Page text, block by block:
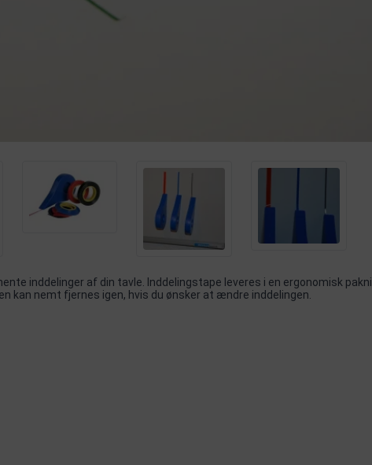
inddelinger af din tavle. Inddelingstape leveres i en ergonomisk
kan nemt fjernes igen, hvis du ønsker at ændre inddelingen.